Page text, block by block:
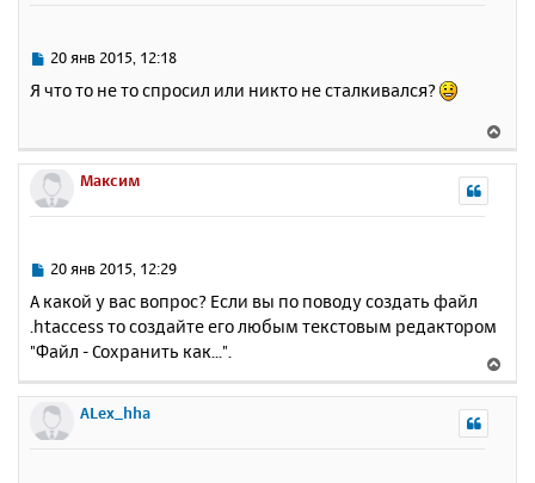
а
С
о
е
н
и
20 янв 2015, 12:18
Я что то не то спросил или никто не сталкивался?
е
а
ч
Максим
С
о
б
щ
н
и
е
20 янв 2015, 12:29
А какой у вас вопрос? Если вы по поводу создать файл
.htaccess то создайте его любым текстовым редактором
"Файл - Сохранить как...".
е
ALex_hha